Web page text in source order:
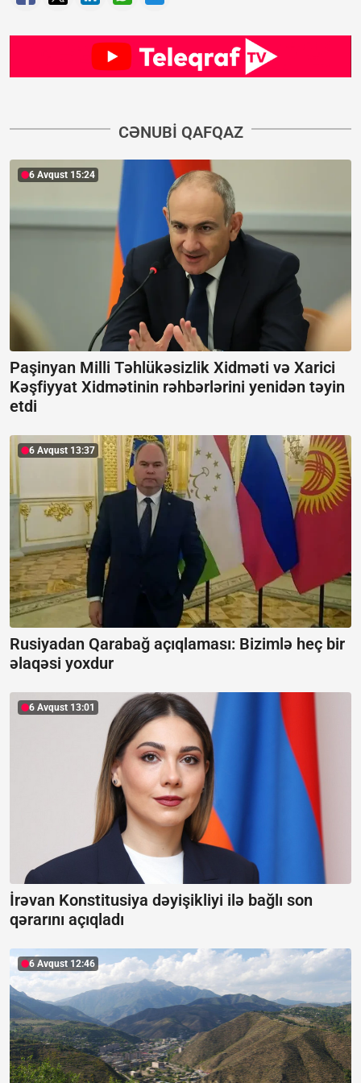
CƏNUBI QAFQAZ
6 Avqust 15:24
Paşinyan Milli Təhlükəsizlik Xidməti və Xarici
Kəşfiyyat Xidmətinin rəhbərlərini yenidən təyin
etdi
6 Avqust 13:37
Rusiyadan Qarabağ açıqlaması: Bizimlə heç bir
əlaqəsi yoxdur
6 Avqust 13:01
İrəvan Konstitusiya dəyişikliyi ilə bağlı son
qərarını açıqladı
6 Avqust 12:46